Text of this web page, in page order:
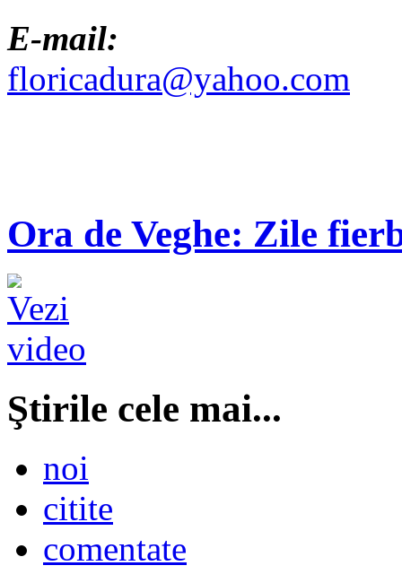
E-mail:
floricadura@yahoo.com
Ora de Veghe: Zile
Ştirile cele mai...
noi
citite
comentate